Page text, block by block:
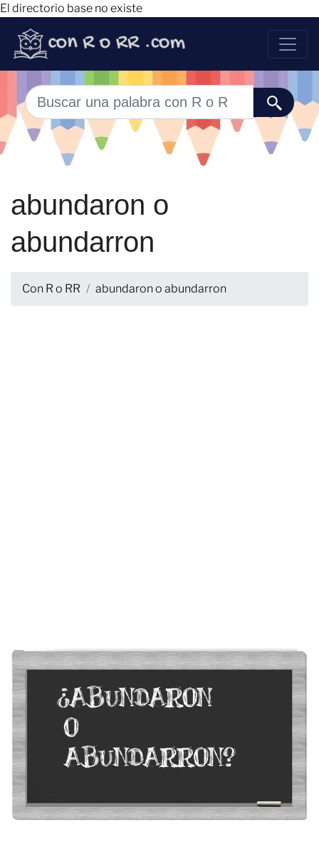
El directorio base no existe
abundaron o
abundarron
Con R o RR abundaron o abundarron